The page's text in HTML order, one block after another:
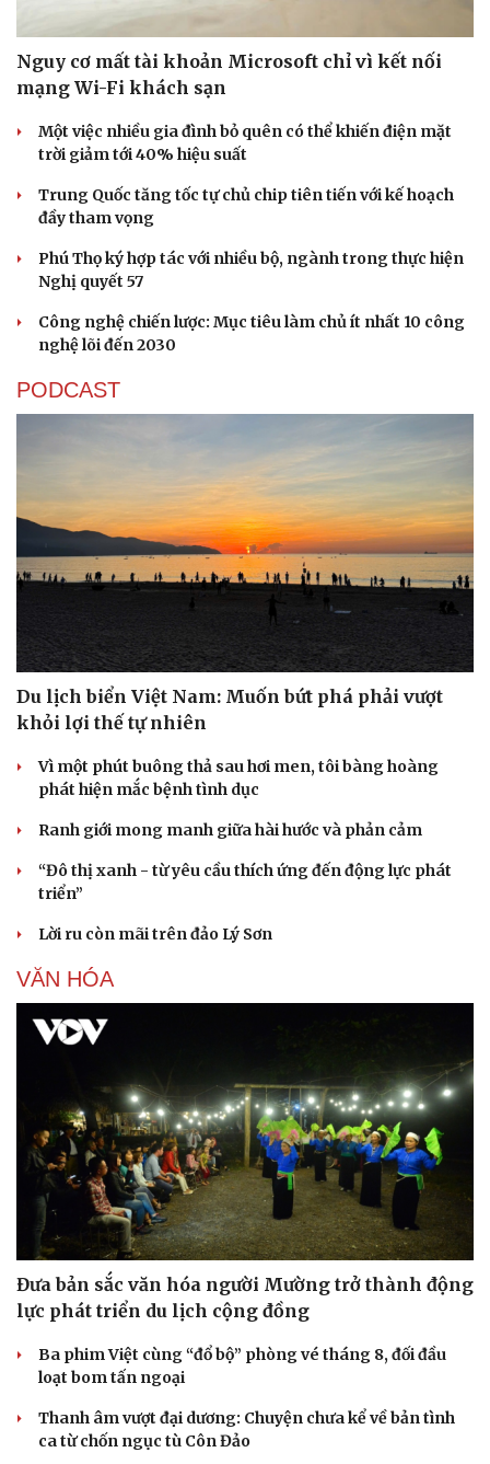
Sức khỏe
Cây thuốc
Sản phụ khoa
Nam khoa
Làm đẹp - giảm cân
Ăn sạch sống khỏe
Đời sống
Nhà đẹp
Tình yêu - Gia đình
Nguy cơ mất tài khoản Microsoft chỉ vì kết nối
mạng Wi-Fi khách sạn
Một việc nhiều gia đình bỏ quên có thể khiến điện mặt
trời giảm tới 40% hiệu suất
Trung Quốc tăng tốc tự chủ chip tiên tiến với kế hoạch
đầy tham vọng
Phú Thọ ký hợp tác với nhiều bộ, ngành trong thực hiện
Nghị quyết 57
Công nghệ chiến lược: Mục tiêu làm chủ ít nhất 10 công
nghệ lõi đến 2030
PODCAST
Du lịch biển Việt Nam: Muốn bứt phá phải vượt
khỏi lợi thế tự nhiên
Vì một phút buông thả sau hơi men, tôi bàng hoàng
phát hiện mắc bệnh tình dục
Ranh giới mong manh giữa hài hước và phản cảm
“Đô thị xanh - từ yêu cầu thích ứng đến động lực phát
triển”
Lời ru còn mãi trên đảo Lý Sơn
VĂN HÓA
Đưa bản sắc văn hóa người Mường trở thành động
lực phát triển du lịch cộng đồng
Ba phim Việt cùng “đổ bộ” phòng vé tháng 8, đối đầu
loạt bom tấn ngoại
Thanh âm vượt đại dương: Chuyện chưa kể về bản tình
ca từ chốn ngục tù Côn Đảo